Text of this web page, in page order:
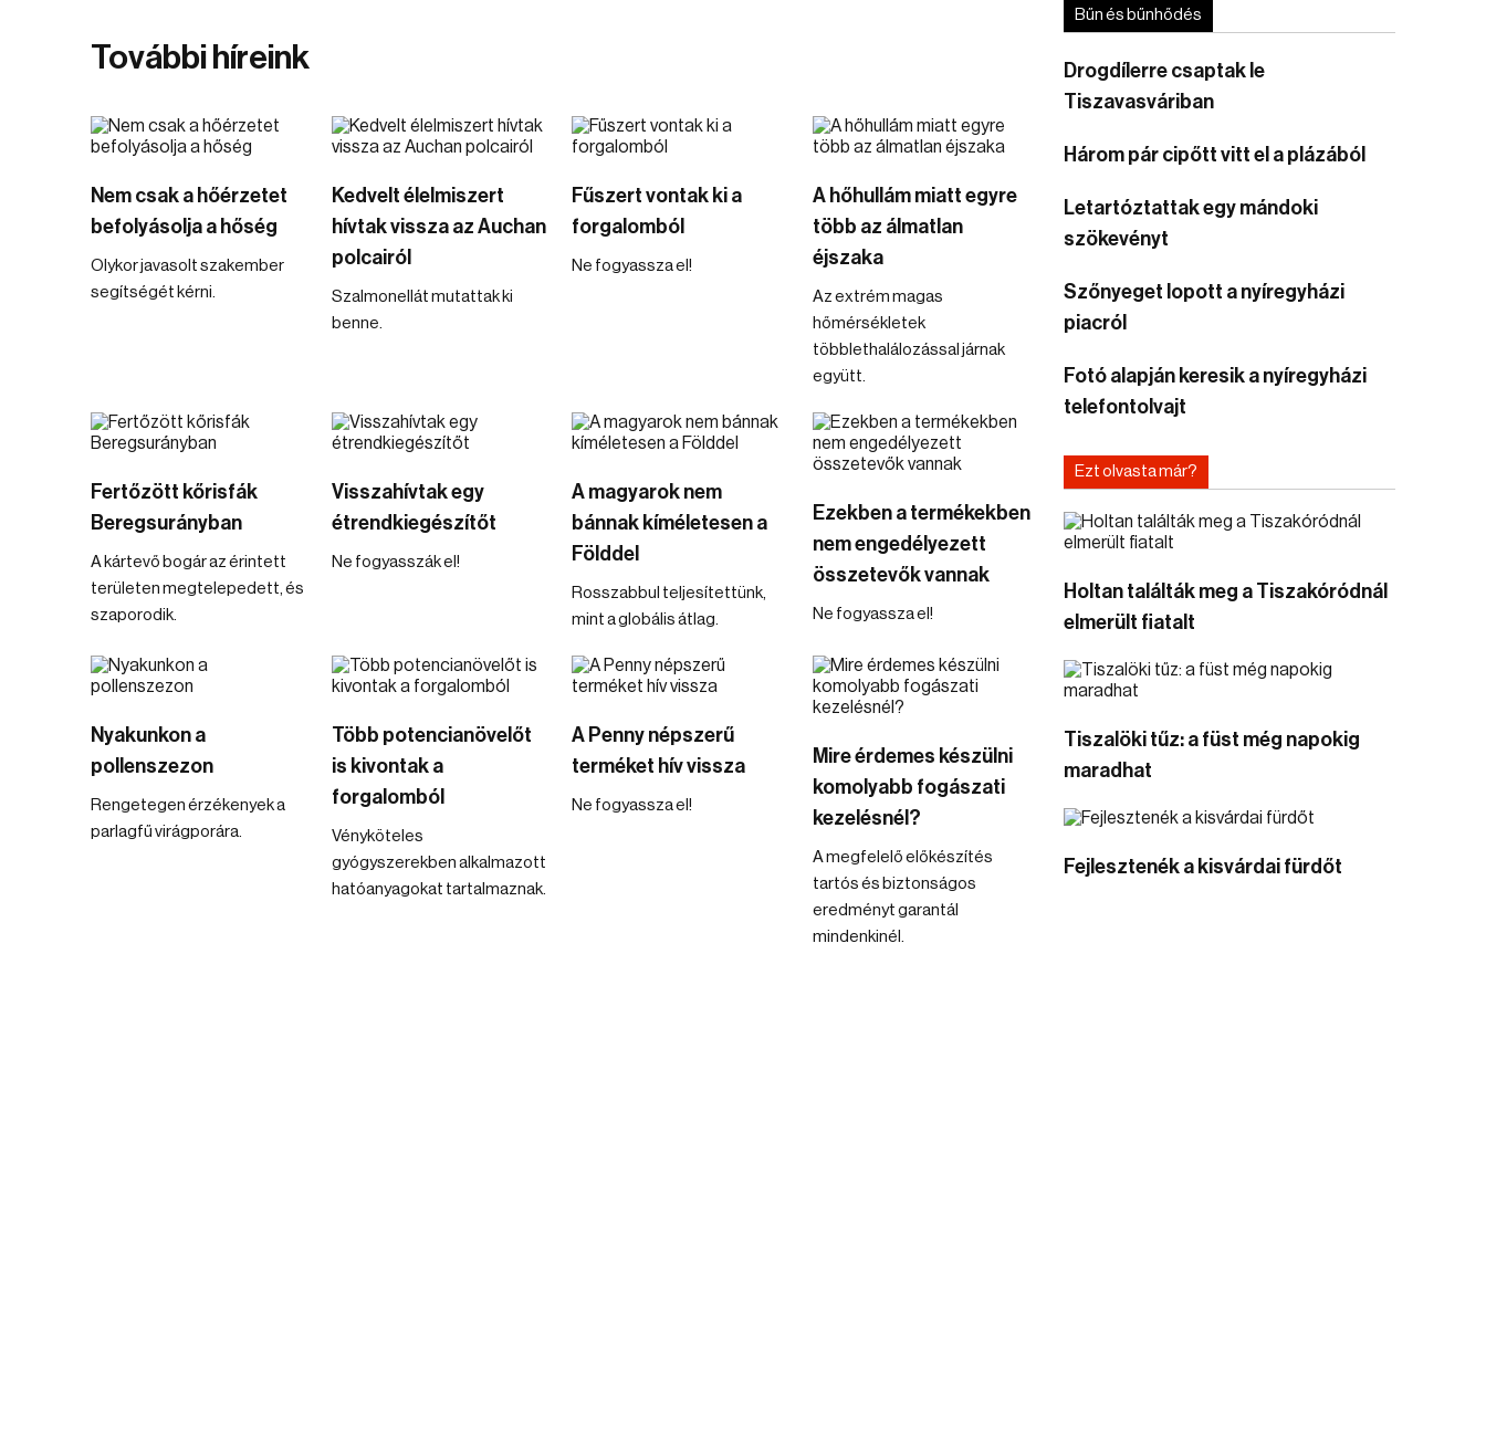
További híreink
Nem csak a hőérzetet
befolyásolja a hőség
Olykor javasolt szakember
segítségét kérni.
Kedvelt élelmiszert
hívtak vissza az Auchan
polcairól
Szalmonellát mutattak ki
benne.
Fűszert vontak ki a
forgalomból
Ne fogyassza el!
A hőhullám miatt egyre
több az álmatlan
éjszaka
Az extrém magas
hőmérsékletek
többlethalálozással járnak
együtt.
Fertőzött kőrisfák
Beregsurányban
A kártevő bogár az érintett
területen megtelepedett, és
szaporodik.
Visszahívtak egy
étrendkiegészítőt
Ne fogyasszák el!
A magyarok nem
bánnak kíméletesen a
Földdel
Rosszabbul teljesítettünk,
mint a globális átlag.
Ezekben a termékekben
nem engedélyezett
összetevők vannak
Ne fogyassza el!
Nyakunkon a
pollenszezon
Rengetegen érzékenyek a
parlagfű virágporára.
Több potencianövelőt
is kivontak a
forgalomból
Vényköteles
gyógyszerekben alkalmazott
hatóanyagokat tartalmaznak.
A Penny népszerű
terméket hív vissza
Ne fogyassza el!
Mire érdemes készülni
komolyabb fogászati
kezelésnél?
A megfelelő előkészítés
tartós és biztonságos
eredményt garantál
mindenkinél.
Bűn és bűnhődés
Drogdílerre csaptak le
Tiszavasváriban
Három pár cipőtt vitt el a plázából
Letartóztattak egy mándoki
szökevényt
Szőnyeget lopott a nyíregyházi
piacról
Fotó alapján keresik a nyíregyházi
telefontolvajt
Ezt olvasta már?
Holtan találták meg a Tiszakóródnál
elmerült fiatalt
Tiszalöki tűz: a füst még napokig
maradhat
Fejlesztenék a kisvárdai fürdőt